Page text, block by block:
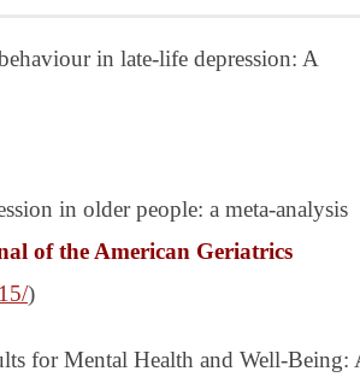
in late-life depression: A
in older people: a meta-analysis
of the American Geriatrics
)
for Mental Health and Well-Being: